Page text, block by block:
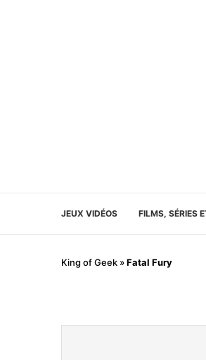
JEUX VIDÉOS FILMS, SÉRIES
King of Geek »Fatal Fury